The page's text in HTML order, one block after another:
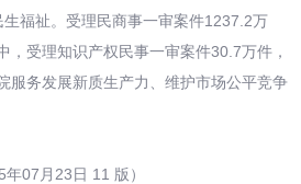
福祉。受理民商事一审案件1237.2万
，受理知识产权民事一审案件30.7万件，
服务发展新质生产力、维护市场公平竞争
07月23日 11 版）